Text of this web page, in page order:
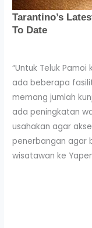
“Untuk Teluk
ada beberapa
memang jumlah
ada peningkatan
usahakan agar
penerbangan agar
wisatawan ke